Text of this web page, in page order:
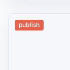
publish